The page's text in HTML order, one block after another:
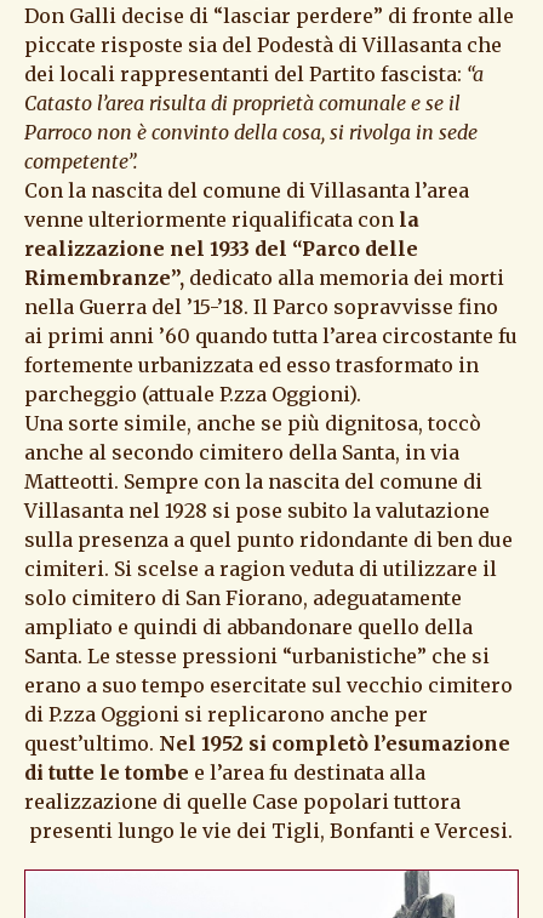
Don Galli decise di “lasciar perdere” di fronte alle
piccate risposte sia del Podestà di Villasanta che
dei locali rappresentanti del Partito fascista: “a
Catasto l’area risulta di proprietà comunale e se il
Parroco non è convinto della cosa, si rivolga in sede
competente”.
Con la nascita del comune di Villasanta l’area
venne ulteriormente riqualificata con la
realizzazione nel 1933 del “Parco delle
Rimembranze”, dedicato alla memoria dei morti
nella Guerra del ’15-’18. Il Parco sopravvisse fino
ai primi anni ’60 quando tutta l’area circostante fu
fortemente urbanizzata ed esso trasformato in
parcheggio (attuale P.zza Oggioni).
Una sorte simile, anche se più dignitosa, toccò
anche al secondo cimitero della Santa, in via
Matteotti. Sempre con la nascita del comune di
Villasanta nel 1928 si pose subito la valutazione
sulla presenza a quel punto ridondante di ben due
cimiteri. Si scelse a ragion veduta di utilizzare il
solo cimitero di San Fiorano, adeguatamente
ampliato e quindi di abbandonare quello della
Santa. Le stesse pressioni “urbanistiche” che si
erano a suo tempo esercitate sul vecchio cimitero
di P.zza Oggioni si replicarono anche per
quest’ultimo. Nel 1952 si completò l’esumazione
di tutte le tombe e l’area fu destinata alla
realizzazione di quelle Case popolari tuttora
presenti lungo le vie dei Tigli, Bonfanti e Vercesi.